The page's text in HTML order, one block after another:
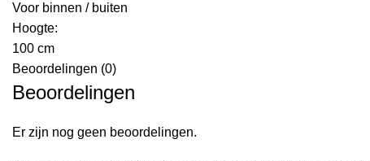
Voor binnen / buiten
Hoogte:
100 cm
Beoordelingen (0)
Beoordelingen
Er zijn nog geen beoordelingen.